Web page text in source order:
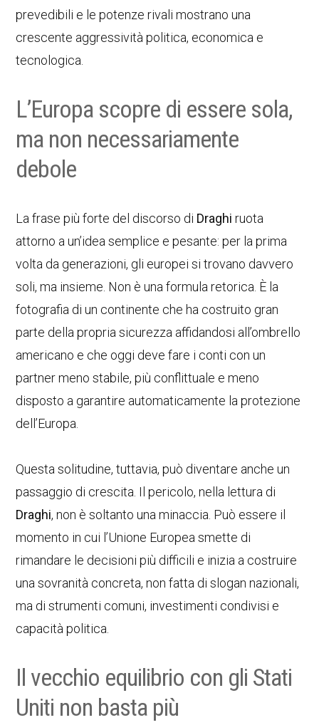
prevedibili e le potenze rivali mostrano una
crescente aggressività politica, economica e
tecnologica.
L’Europa scopre di essere sola,
ma non necessariamente
debole
La frase più forte del discorso di Draghi ruota
attorno a un’idea semplice e pesante: per la prima
volta da generazioni, gli europei si trovano davvero
soli, ma insieme. Non è una formula retorica. È la
fotografia di un continente che ha costruito gran
parte della propria sicurezza affidandosi all’ombrello
americano e che oggi deve fare i conti con un
partner meno stabile, più conflittuale e meno
disposto a garantire automaticamente la protezione
dell’Europa.
Questa solitudine, tuttavia, può diventare anche un
passaggio di crescita. Il pericolo, nella lettura di
Draghi, non è soltanto una minaccia. Può essere il
momento in cui l’Unione Europea smette di
rimandare le decisioni più difficili e inizia a costruire
una sovranità concreta, non fatta di slogan nazionali,
ma di strumenti comuni, investimenti condivisi e
capacità politica.
Il vecchio equilibrio con gli Stati
Uniti non basta più